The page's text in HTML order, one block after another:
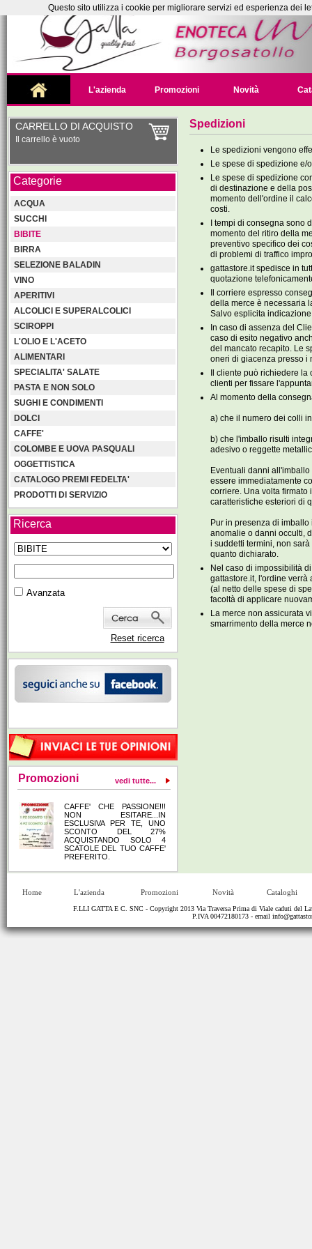
L'azienda Promozioni Novità
CARRELLO DI ACQUISTO
Il carrello è vuoto
Categorie
ACQUA
SUCCHI
BIBITE
BIRRA
SELEZIONE BALADIN
VINO
APERITIVI
ALCOLICI E SUPERALCOLICI
SCIROPPI
L'OLIO E L'ACETO
ALIMENTARI
SPECIALITA' SALATE
PASTA E NON SOLO
SUGHI E CONDIMENTI
DOLCI
CAFFE'
COLOMBE E UOVA PASQUALI
OGGETTISTICA
CATALOGO PREMI FEDELTA'
PRODOTTI DI SERVIZIO
Ricerca
Avanzata
Reset ricerca
Promozioni vedi tutte...
CAFFE' CHE PASSIONE!!!
NON ESITARE...IN
ESCLUSIVA PER TE, UNO
SCONTO DEL 27%
ACQUISTANDO SOLO 4
SCATOLE DEL TUO CAFFE'
PREFERITO.
Spedizioni
Le spedizioni vengono
Le spese di spedizione e/
Le spese di spedizione
di destinazione e della
momento dell'ordine il
costi.
I tempi di consegna
momento del ritiro della
preventivo specifico dei
di problemi di traffico
gattastore.it spedisce in
quotazione
Il corriere espresso
della merce è necessaria
Salvo esplicita
In caso di assenza del
caso di esito negativo
del mancato recapito. Le
oneri di giacenza presso i
Il cliente può richiedere
clienti per fissare
Al momento della
a) che il numero dei colli
b) che l'imballo risulti
adesivo o reggette
Eventuali danni
essere immediatamente
corriere. Una volta
caratteristiche esteriori di
Pur in presenza di
anomalie o danni occulti,
i suddetti termini, non
quanto dichiarato.
Nel caso di impossibilità
gattastore.it, l'ordine
(al netto delle spese di
facoltà di applicare
La merce non assicurata
smarrimento della merce
Home L'azienda Promozioni Novità Cataloghi
F.LLI GATTA E C. SNC - Copyright 2013 Via Traversa Prima di Viale caduti del
P.IVA 00472180173 - email
Questo sito utilizza i cookie per migliorare servizi ed esperienza dei